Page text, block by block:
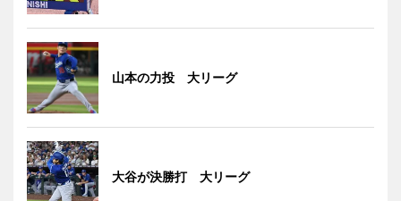
山本の力投 大リーグ
大谷が決勝打 大リーグ